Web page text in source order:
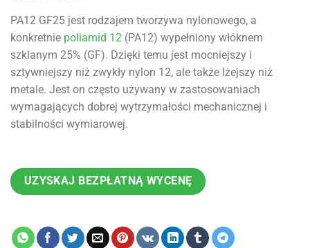
PA12 GF25 jest rodzajem tworzywa nylonowego, a
konkretnie poliamid 12 (PA12) wypełniony włóknem
szklanym 25% (GF). Dzięki temu jest mocniejszy i
sztywniejszy niż zwykły nylon 12, ale także lżejszy niż
metale. Jest on często używany w zastosowaniach
wymagających dobrej wytrzymałości mechanicznej i
stabilności wymiarowej.
UZYSKAJ BEZPŁATNĄ WYCENĘ